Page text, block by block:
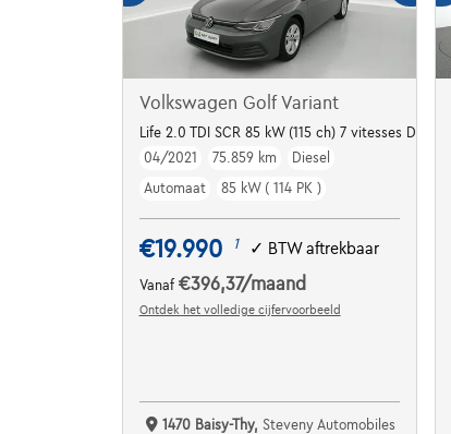
Volkswagen Golf Variant
Life 2.0 TDI SCR 85 kW (115 ch) 7 vitesses DSG
04/2021
75.859 km
Diesel
Automaat
85 kW ( 114 PK )
€19.990 1 ✓ BTW aftrekbaar
Vanaf €396,37/maand
Ontdek het volledige cijfervoorbeeld
1470 Baisy-Thy, Steveny Automobiles